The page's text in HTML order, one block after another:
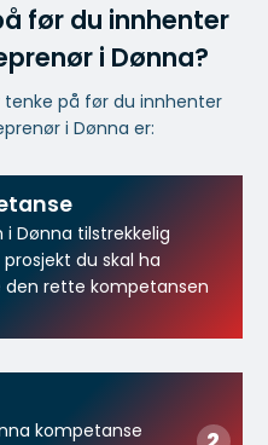
før du innhenter
i Dønna?
på før du innhenter
i Dønna er:
Dønna tilstrekkelig
du skal ha
rette kompetansen
kompetanse